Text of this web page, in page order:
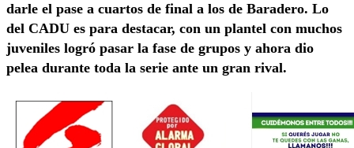
darle el pase a cuartos de final a los de Baradero. Lo
del CADU es para destacar, con un plantel con muchos
juveniles logró pasar la fase de grupos y ahora dio
pelea durante toda la serie ante un gran rival.